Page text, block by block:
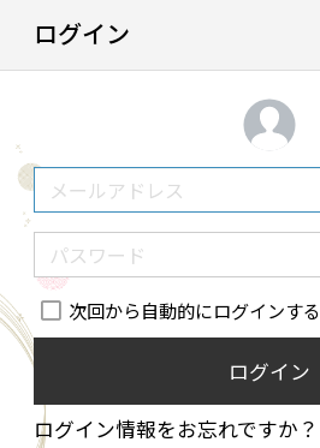
ログイン
次回から自動的にログインする
ログイン
ログイン情報をお忘れですか？